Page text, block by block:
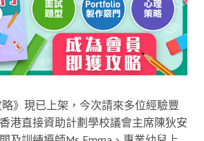
略》現已上架，今次請來多位經驗豐
港直接資助計劃學校議會主席陳狄安